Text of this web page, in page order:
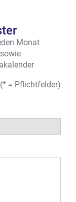
Monat
(* = Pflichtfelder)